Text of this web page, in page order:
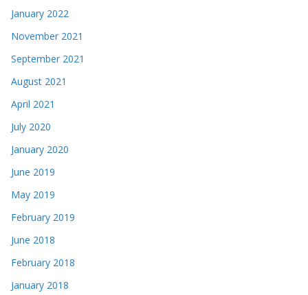
January 2022
November 2021
September 2021
August 2021
April 2021
July 2020
January 2020
June 2019
May 2019
February 2019
June 2018
February 2018
January 2018